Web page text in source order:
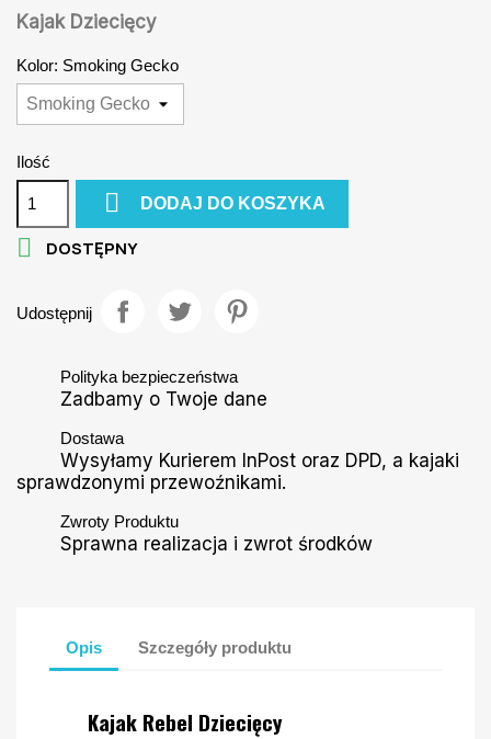
Kajak Dziecięcy
Kolor: Smoking Gecko
Ilość
 DODAJ DO KOSZYKA
 DOSTĘPNY
Udostępnij
Polityka bezpieczeństwa
Zadbamy o Twoje dane
Dostawa
Wysyłamy Kurierem InPost oraz DPD, a kajaki
sprawdzonymi przewoźnikami.
Zwroty Produktu
Sprawna realizacja i zwrot środków
Opis Szczegóły produktu
Kajak Rebel Dziecięcy